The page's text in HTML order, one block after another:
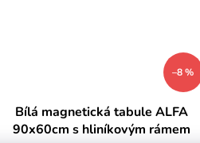
–8 %
Bílá magnetická tabule ALFA
90x60cm s hliníkovým rámem